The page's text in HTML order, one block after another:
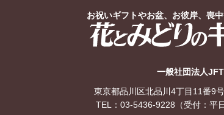
お祝いギフトやお盆、お彼岸、喪
一般社団法人
東京都品川区北品川4丁目11番9
TEL： 03-5436-9228 （受付：平